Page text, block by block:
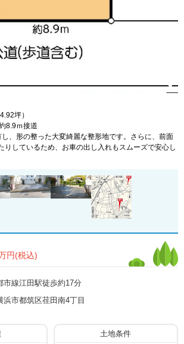
坪）
8.9ｍ接道
、形の整った大変綺麗な整形地です。さらに、前面
りしているため、お車の出し入れもスムーズで安心し
円(税込)
市線江田駅徒歩約17分
浜市都筑区荏田南4丁目
⼟地条件